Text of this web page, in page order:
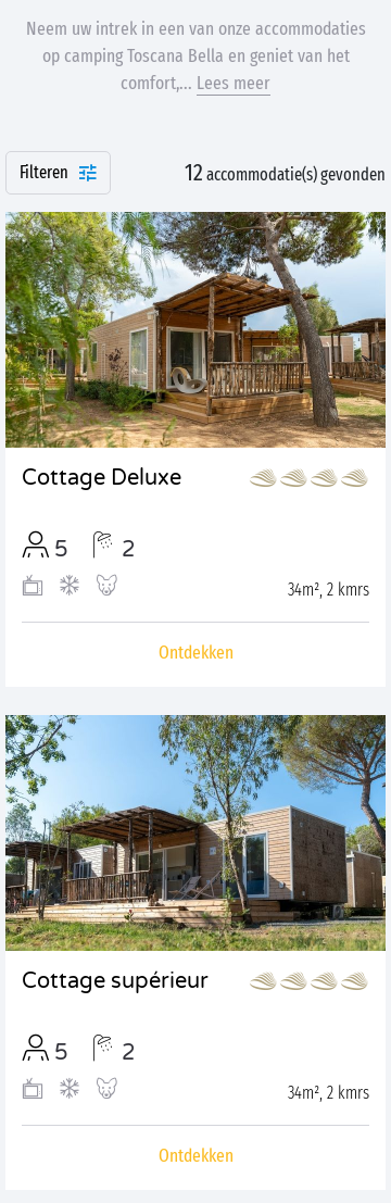
Neem uw intrek in een van onze accommodaties
op camping Toscana Bella en geniet van het
comfort,... Lees meer
Filteren 12 accommodatie(s) gevonden
Cottage Deluxe
5 2
34m², 2 kmrs
Ontdekken
Cottage supérieur
5 2
34m², 2 kmrs
Ontdekken